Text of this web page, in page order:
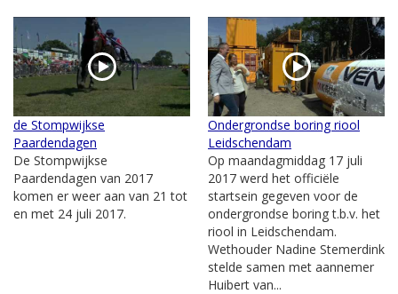
de Stompwijkse
Paardendagen
De Stompwijkse
Paardendagen van 2017
komen er weer aan van 21 tot
en met 24 juli 2017.
Ondergrondse boring riool
Leidschendam
Op maandagmiddag 17 juli
2017 werd het officiële
startsein gegeven voor de
ondergrondse boring t.b.v. het
riool in Leidschendam.
Wethouder Nadine Stemerdink
stelde samen met aannemer
Huibert van...